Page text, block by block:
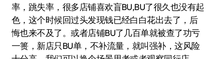
率，跳失率，很多店铺喜欢盲BU,BU了很久也没有起
色，这个时候回过头发现钱已经白白花出去了，后
悔也来不及了。或者店铺BU了几百单就被查了功亏
一篑，新店只BU单，不补流量，就叫强补，这风险